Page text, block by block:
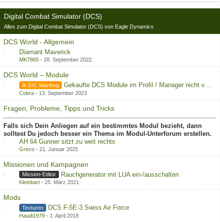
Digital Combat Simulator (DCS)
Alles zum Digital Combat Simulator (DCS) von Eagle Dynamics
DCS World - Allgemein
Diamant Maverick
MK7865 - 28. September 2022
DCS World – Module
A-10C Warthog Gekaufte DCS Module im Profil / Manager nicht vorhanden
Cobra - 13. September 2023
Fragen, Probleme, Tipps und Tricks
Falls sich Dein Anliegen auf ein bestimmtes Modul bezieht, dann
solltest Du jedoch besser ein Thema im Modul-Unterforum erstellen.
AH 64 Gunner sitzt zu weit rechts
Greco - 21. Januar 2025
Missionen und Kampagnen
Mission-Editor Rauchgenerator mit LUA ein-/ausschalten
Kleinbart - 25. März 2021
Mods
Texturen DCS F-5E-3 Swiss Air Force
Haudi1979 - 1. April 2018